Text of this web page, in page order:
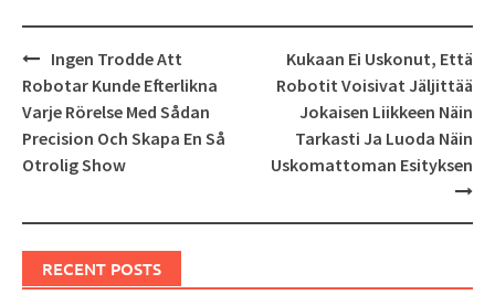
Post
navigation
Ingen Trodde Att
Robotar Kunde Efterlikna
Varje Rörelse Med Sådan
Precision Och Skapa En Så
Otrolig Show
Kukaan Ei Uskonut, Että
Robotit Voisivat Jäljittää
Jokaisen Liikkeen Näin
Tarkasti Ja Luoda Näin
Uskomattoman Esityksen
RECENT POSTS